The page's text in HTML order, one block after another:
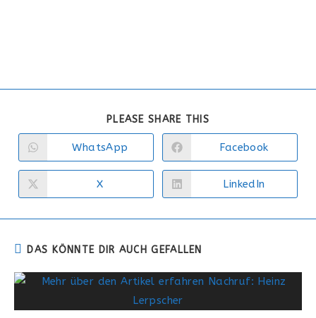
PLEASE SHARE THIS
WhatsApp Facebook
X LinkedIn
DAS KÖNNTE DIR AUCH GEFALLEN